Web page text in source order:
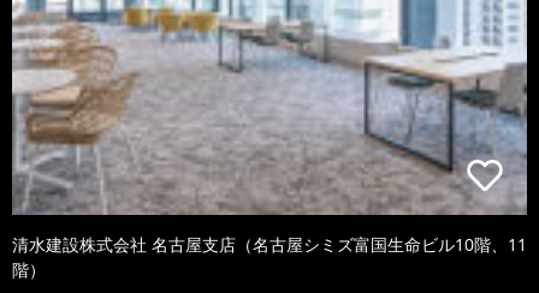
清水建設株式会社 名古屋支店（名古屋シミズ富国生命ビル10階、11
階）